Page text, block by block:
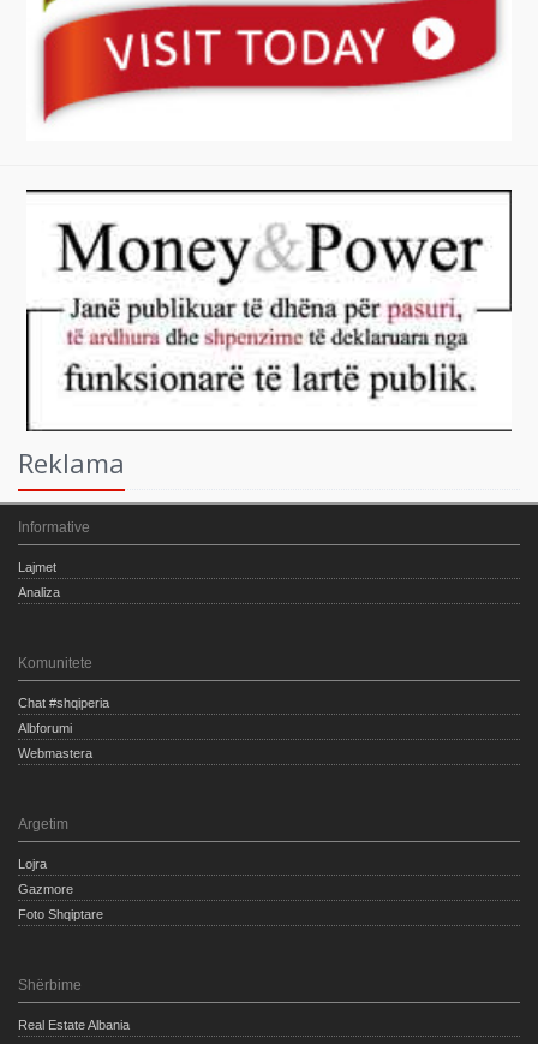
Reklama
Informative
Lajmet
Analiza
Komunitete
Chat #shqiperia
Albforumi
Webmastera
Argetim
Lojra
Gazmore
Foto Shqiptare
Shërbime
Real Estate Albania